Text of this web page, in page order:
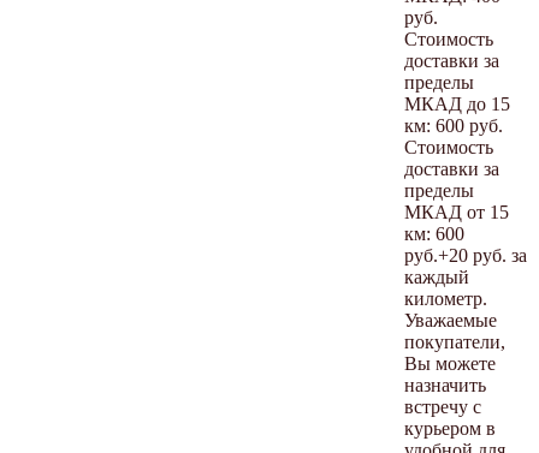
руб.
Стоимость
доставки за
пределы
МКАД до 15
км: 600 руб.
Стоимость
доставки за
пределы
МКАД от 15
км: 600
руб.+20 руб. за
каждый
километр.
Уважаемые
покупатели,
Вы можете
назначить
встречу с
курьером в